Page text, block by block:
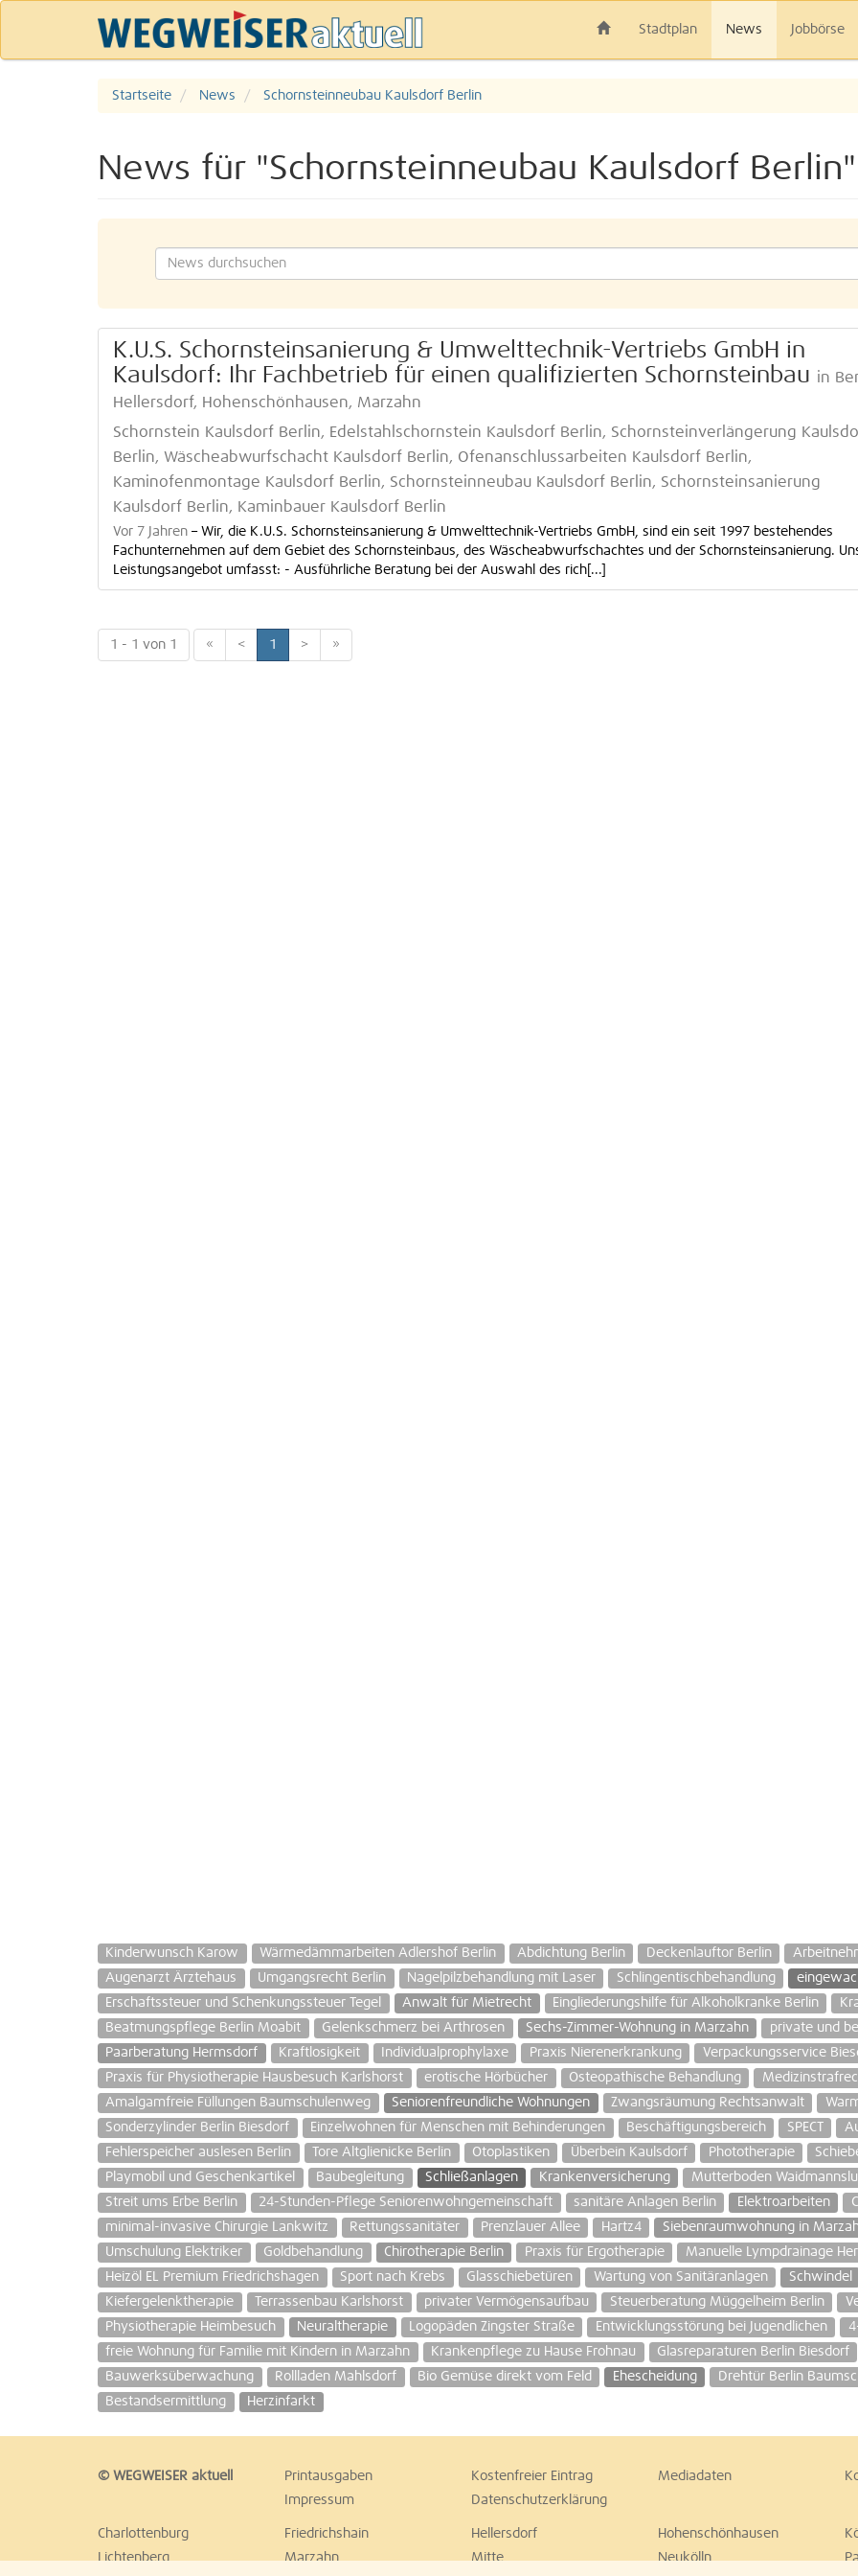
Stadtplan News Jobbörse
Startseite News Schornsteinneubau Kaulsdorf Berlin
News für "Schornsteinneubau Kaulsdorf Berlin"
K.U.S. Schornsteinsanierung & Umwelttechnik-Vertriebs GmbH in
Kaulsdorf: Ihr Fachbetrieb für einen qualifizierten Schornsteinbau in
Hellersdorf, Hohenschönhausen, Marzahn
Schornstein Kaulsdorf Berlin, Edelstahlschornstein Kaulsdorf Berlin, Schornsteinverlängerung
Berlin, Wäscheabwurfschacht Kaulsdorf Berlin, Ofenanschlussarbeiten Kaulsdorf Berlin,
Kaminofenmontage Kaulsdorf Berlin, Schornsteinneubau Kaulsdorf Berlin, Schornsteinsanierung
Kaulsdorf Berlin, Kaminbauer Kaulsdorf Berlin
Vor 7 Jahren – Wir, die K.U.S. Schornsteinsanierung & Umwelttechnik-Vertriebs GmbH, sind ein seit 1997 bestehendes
Fachunternehmen auf dem Gebiet des Schornsteinbaus, des Wäscheabwurfschachtes und der Schornsteinsanierung.
Leistungsangebot umfasst: - Ausführliche Beratung bei der Auswahl des rich[...]
1 - 1 von 1 « < 1 > »
Kinderwunsch Karow Wärmedämmarbeiten Adlershof Berlin Abdichtung Berlin Deckenlauftor Berlin
Augenarzt Ärztehaus
Umgangsrecht Berlin Nagelpilzbehandlung mit Laser Schlingentischbehandlung
Erschaftssteuer und Schenkungssteuer Tegel
Anwalt für Mietrecht Eingliederungshilfe für Alkoholkranke Berlin
Beatmungspflege Berlin Moabit
Gelenkschmerz bei Arthrosen Sechs-Zimmer-Wohnung in Marzahn
private und
Paarberatung Hermsdorf
Kraftlosigkeit Individualprophylaxe Praxis Nierenerkrankung
Verpackungsservice
Praxis für Physiotherapie Hausbesuch Karlshorst
erotische Hörbücher Osteopathische Behandlung
Amalgamfreie Füllungen Baumschulenweg
Seniorenfreundliche Wohnungen Zwangsräumung Rechtsanwalt
Sonderzylinder Berlin Biesdorf
Einzelwohnen für Menschen mit Behinderungen Beschäftigungsbereich SPECT
Fehlerspeicher auslesen Berlin
Tore Altglienicke Berlin Otoplastiken Überbein Kaulsdorf Phototherapie
Playmobil und Geschenkartikel
Baubegleitung Schließanlagen Krankenversicherung Mutterboden
Streit ums Erbe Berlin
24-Stunden-Pflege Seniorenwohngemeinschaft sanitäre Anlagen Berlin Elektroarbeiten
minimal-invasive Chirurgie Lankwitz
Rettungssanitäter Prenzlauer Allee Hartz4 Siebenraumwohnung in
Umschulung Elektriker
Goldbehandlung Chirotherapie Berlin Praxis für Ergotherapie
Manuelle Lympdrainage
Heizöl EL Premium Friedrichshagen
Sport nach Krebs Glasschiebetüren Wartung von Sanitäranlagen Schwindel
Kiefergelenktherapie
Terrassenbau Karlshorst privater Vermögensaufbau Steuerberatung Müggelheim Berlin
Physiotherapie Heimbesuch
Neuraltherapie Logopäden Zingster Straße Entwicklungsstörung bei Jugendlichen
freie Wohnung für Familie mit Kindern in Marzahn
Krankenpflege zu Hause Frohnau Glasreparaturen Berlin Biesdorf
Bauwerksüberwachung
Rollladen Mahlsdorf Bio Gemüse direkt vom Feld Ehescheidung Drehtür Berlin
Bestandsermittlung
Herzinfarkt
© WEGWEISER aktuell Printausgaben Kostenfreier Eintrag Mediadaten
Impressum
Datenschutzerklärung
Charlottenburg Friedrichshain Hellersdorf Hohenschönhausen
Lichtenberg
Marzahn Mitte Neukölln